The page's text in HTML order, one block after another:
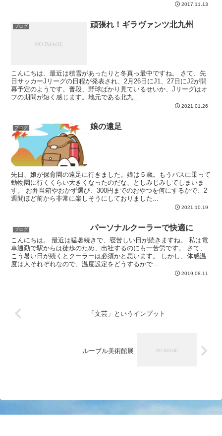
2017.11.13
ブログ 頑張れ！ギラヴァンツ北九州
こんにちは、最近は積雪があったりと冬真っ最中ですね。 さて、先
日サッカーJリーグの日程が発表され、2月26日にJ1、27日にJ2が開
幕予定のようです。普段、野球ばかり見ているせいか、Jリーグはオ
フの期間が短く感じます。地元である北九...
2021.01.26
ブログ 娘の遠足
先日、娘が保育園の遠足に行きました。娘は５歳。もうバスに乗って
動物園に行くくらい大きくなったのだな、としみじみしてしまいま
す。 お弁当箱やおかず選び、300円までのおやつを何にするかで、2
週間ほど前から非常に楽しそうにしておりました...
2021.10.19
ブログ パーソナルクーラーで快適に
こんにちは。 最近は猛暑続きで、寝苦しい日が続きますね。 私は電
車通勤で駅からは徒歩のため、出社するのにも一苦労です。 さて、
こう暑い日が続くとクーラーは必須かと思います。 しかし、体感温
度は人それぞれなので、温度設定をどうするかで...
2019.08.11
「文芸」というインプット
ルーブル美術館展